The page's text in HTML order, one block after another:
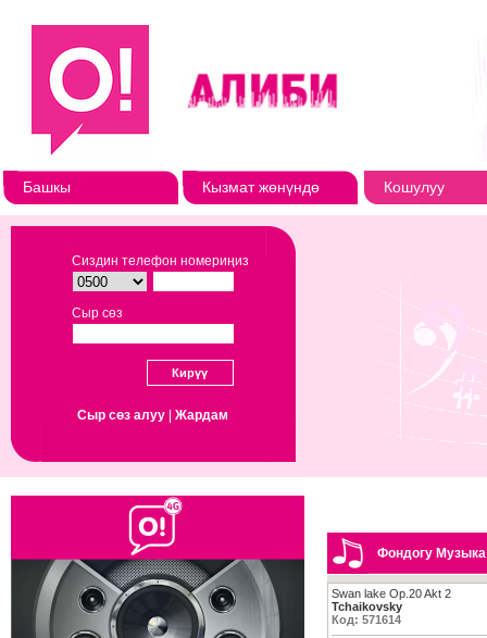
Башкы Кызмат жөнүндө Кошулуу
Сиздин телефон номериңиз
Сыр сөз
Сыр сөз алуу Жардам
Фондогу Музыка
Swan lake Op.20 Akt 2
Tchaikovsky
Код: 571614